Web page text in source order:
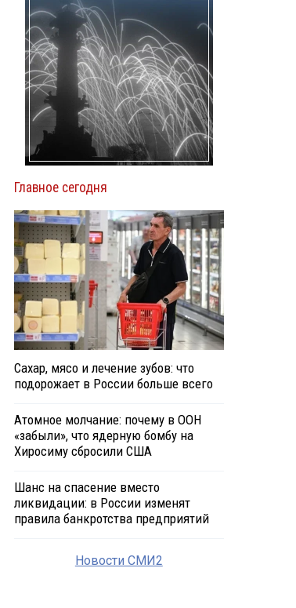
Главное сегодня
Сахар, мясо и лечение зубов: что
подорожает в России больше всего
Атомное молчание: почему в ООН
«забыли», что ядерную бомбу на
Хиросиму сбросили США
Шанс на спасение вместо
ликвидации: в России изменят
правила банкротства предприятий
Новости СМИ2